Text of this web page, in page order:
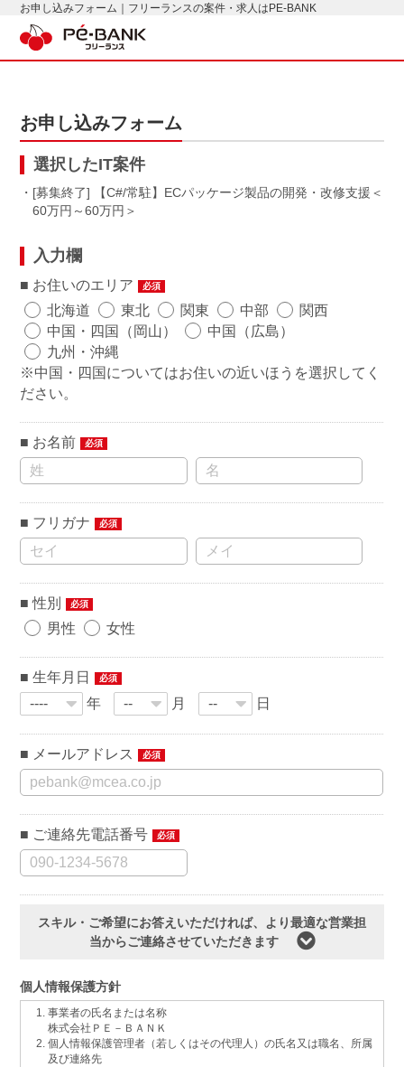
お申し込みフォーム｜フリーランスの案件・求人はPE-BANK
お申し込みフォーム
選択したIT案件
・[募集終了] 【C#/常駐】ECパッケージ製品の開発・改修支援
60万円～60万円
入力欄
お住いのエリア 必須
北海道 東北 関東 中部
関西
中国・四国（岡山）
中国（広島）
九州・沖縄
※中国・四国についてはお住いの近いほうを選択してく
ださい。
お名前 必須
フリガナ 必須
性別 必須
男性 女性
生年月日 必須
年 月 日
メールアドレス 必須
ご連絡先電話番号 必須
スキル・ご希望にお答えいただければ、より最適な営業担
当からご連絡させていただきます
個人情報保護方針
事業者の氏名または名称
株式会社ＰＥ－ＢＡＮＫ
個人情報保護管理者（若しくはその代理人）の氏名又は職名、所属
及び連絡先